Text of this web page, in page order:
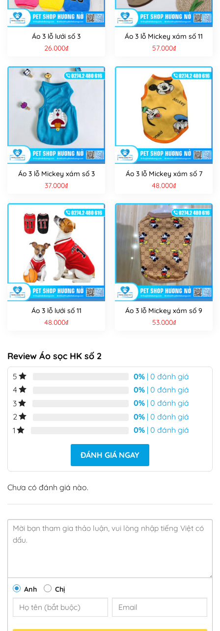
Áo 3 lỗ lưới số 3
26.000₫
Áo 3 lỗ Mickey xám số 11
57.000₫
Áo 3 lỗ Mickey xám số 3
37.000₫
Áo 3 lỗ Mickey xám số 7
48.000₫
Áo 3 lỗ lưới số 11
48.000₫
Áo 3 lỗ Mickey xám số 9
53.000₫
Review Áo sọc HK số 2
5 0% | 0 đánh giá
4
0% | 0 đánh giá
3
0% | 0 đánh giá
2
0% | 0 đánh giá
1
0% | 0 đánh giá
ĐÁNH GIÁ NGAY
Chưa có đánh giá nào.
Anh Chị